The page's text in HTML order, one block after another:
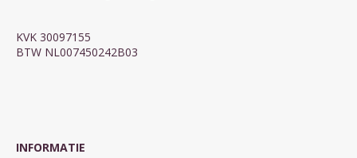
KVK 30097155
BTW NL007450242B03
INFORMATIE